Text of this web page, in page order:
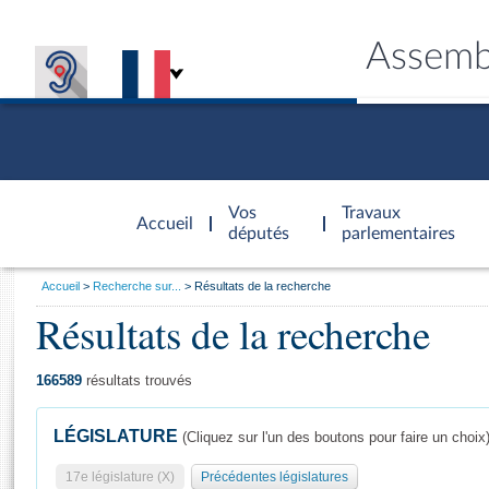
Accueil
d'accueil
Vos
députés
Travaux
parlementaires
Général
Vous
Accueil Recherche sur... Résultats de la recherche
Résultats de la recherche
166589 résultats trouvés
LÉGISLATURE (Cliquez sur l'un des boutons pour faire un choix)
17e législature (X) Précédentes législatures